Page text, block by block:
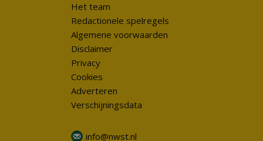
Het team
Redactionele spelregels
Algemene voorwaarden
Disclaimer
Privacy
Cookies
Adverteren
Verschijningsdata
info@nwst.nl